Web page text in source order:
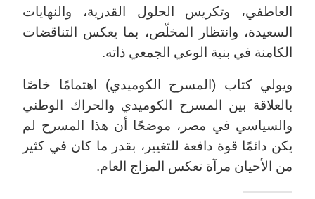
العاطفي، وتكريس الحلول القدرية، والنهايات
السعيدة، وانتظار المخلّص، بما يعكس التناقضات
الكامنة في بنية الوعي الجمعي ذاته.
ويولي كتاب (المسرح الكوميدي) اهتمامًا خاصًا
بالعلاقة بين المسرح الكوميدي والحراك الوطني
والسياسي في مصر، موضحًا أن هذا المسرح لم
يكن دائمًا قوة دافعة للتغيير، بقدر ما كان في كثير
من الأحيان مرآة تعكس المزاج العام.